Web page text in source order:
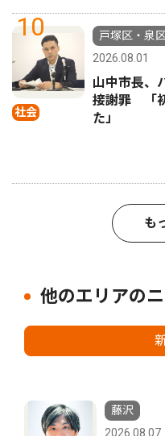
10
社会
戸塚区・泉
2026.08.01
山中市長、
接謝罪 「
た」
も
他のエリアの
藤沢
2026.08.07